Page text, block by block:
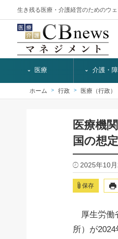
生き残る医療・介護経営のためのウ
医療 介護・
ホーム 行政 医療（行政）
医療機
国の想
2025年10
保存
厚生労働
所）が